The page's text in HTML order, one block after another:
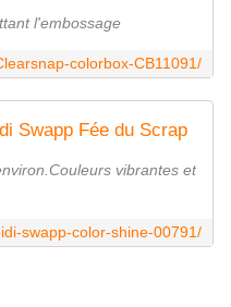
l'embossage
colorbox-CB11091/
Swapp Fée du Scrap
vibrantes et
swapp-color-shine-00791/